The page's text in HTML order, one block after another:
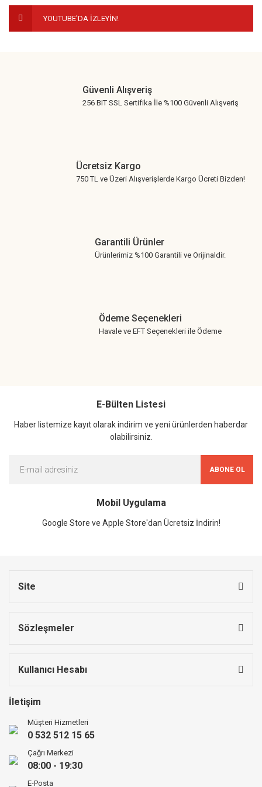
YOUTUBE'DA İZLEYİN!
Güvenli Alışveriş
256 BIT SSL Sertifika İle %100 Güvenli Alışveriş
Ücretsiz Kargo
750 TL ve Üzeri Alışverişlerde Kargo Ücreti Bizden!
Garantili Ürünler
Ürünlerimiz %100 Garantili ve Orijinaldir.
Ödeme Seçenekleri
Havale ve EFT Seçenekleri ile Ödeme
E-Bülten Listesi
Haber listemize kayıt olarak indirim ve yeni ürünlerden haberdar
olabilirsiniz.
ABONE OL
Mobil Uygulama
Google Store ve Apple Store'dan Ücretsiz İndirin!
Site
Sözleşmeler
Kullanıcı Hesabı
İletişim
Müşteri Hizmetleri
0 532 512 15 65
Çağrı Merkezi
08:00 - 19:30
E-Posta